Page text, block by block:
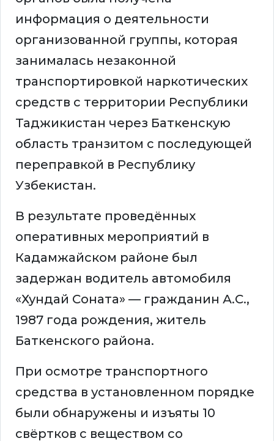
информация о деятельности
организованной группы, которая
занималась незаконной
транспортировкой наркотических
средств с территории Республики
Таджикистан через Баткенскую
область транзитом с последующей
переправкой в Республику
Узбекистан.
В результате проведённых
оперативных мероприятий в
Кадамжайском районе был
задержан водитель автомобиля
«Хундай Соната» — гражданин А.С.,
1987 года рождения, житель
Баткенского района.
При осмотре транспортного
средства в установленном порядке
были обнаружены и изъяты 10
свёртков с веществом со